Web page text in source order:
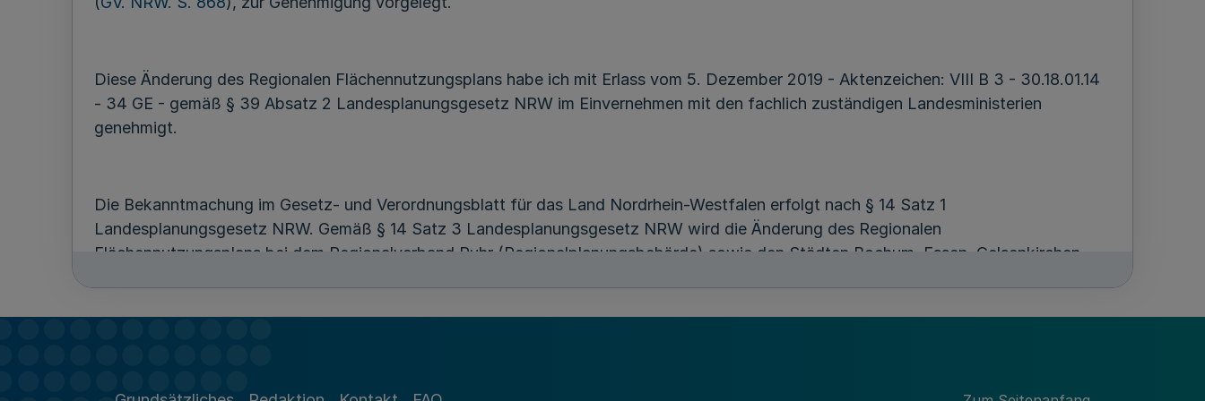
Diese Änderung des Regionalen Flächennutzungsplans habe ich mit Erlass vom 5. Dezember 2019 - Aktenzeichen: VIII B 3 - 30.18.01.14
- 34 GE - gemäß § 39 Absatz 2 Landesplanungs­gesetz NRW im Einvernehmen mit den fachlich zuständigen Landesministerien
genehmigt.
Die Bekanntmachung im Gesetz- und Verordnungsblatt für das Land Nordrhein-Westfalen erfolgt nach § 14 Satz 1
Landesplanungsgesetz NRW. Gemäß § 14 Satz 3 Landesplanungsgesetz NRW wird die Änderung des Regionalen
Flächennutzungsplans bei dem Regionalverband Ruhr (Regionalplanungsbehörde) sowie den Städten Bochum, Essen, Gelsenkirchen,